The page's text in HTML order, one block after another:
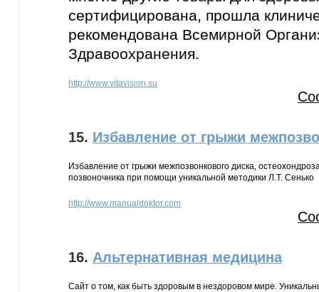
сертифицирована, прошла
рекомендована Всемирной
Здравоохранения.
http://www.vitavision.su
15. Избавление от грыжи
Избавление от грыжи межпозвонкового диска,
позвоночника при помощи уникальной методики Л.Т. Сенько
http://www.manualdoktor.com
16. Альтернативная медицина
Сайт о том, как быть здоровым в нездоровом мире.